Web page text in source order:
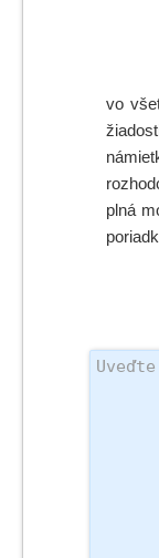
vo
plná